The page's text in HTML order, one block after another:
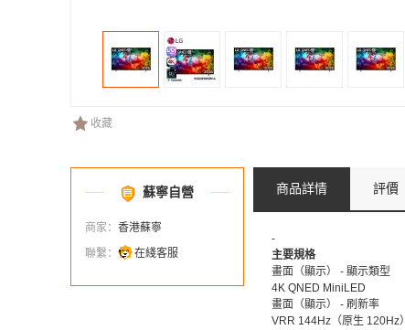
收藏
蘇寧自營
商家： 香港蘇寧
聯繫：
在綫客服
商品詳情 評價
-
主要規格
畫面（顯示） - 顯示類型
4K QNED MiniLED
畫面（顯示） - 刷新率
VRR 144Hz（原生 120Hz）